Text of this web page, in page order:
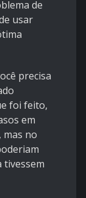
de
usar
precisa
foi feito,
em
mas no
tivessem